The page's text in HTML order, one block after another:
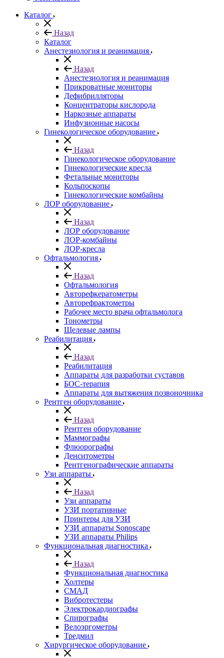
Каталог
Назад
Каталог
Анестезиология и реанимация
Назад
Анестезиология и реанимация
Прикроватные мониторы
Дефибрилляторы
Концентраторы кислорода
Наркозные аппараты
Инфузионные насосы
Гинекологическое оборудование
Назад
Гинекологическое оборудование
Гинекологические кресла
Фетальные мониторы
Кольпоскопы
Гинекологические комбайны
ЛОР оборудование
Назад
ЛОР оборудование
ЛОР-комбайны
ЛОР-кресла
Офтальмология
Назад
Офтальмология
Авторефкератометры
Авторефрактометры
Рабочее место врача офтальмолога
Тонометры
Щелевые лампы
Реабилитация
Назад
Реабилитация
Аппараты для разработки суставов
БОС-терапия
Аппараты для вытяжения позвоночника
Рентген оборудование
Назад
Рентген оборудование
Маммографы
Флюорографы
Денситометры
Рентгенографические аппараты
Узи аппараты
Назад
Узи аппараты
УЗИ портативные
Принтеры для УЗИ
УЗИ аппараты Sonoscape
УЗИ аппараты Philips
Функциональная диагностика
Назад
Функциональная диагностика
Холтеры
СМАД
Вибротестеры
Электрокардиографы
Спирографы
Велоэргометры
Тредмил
Хирургическое оборудование